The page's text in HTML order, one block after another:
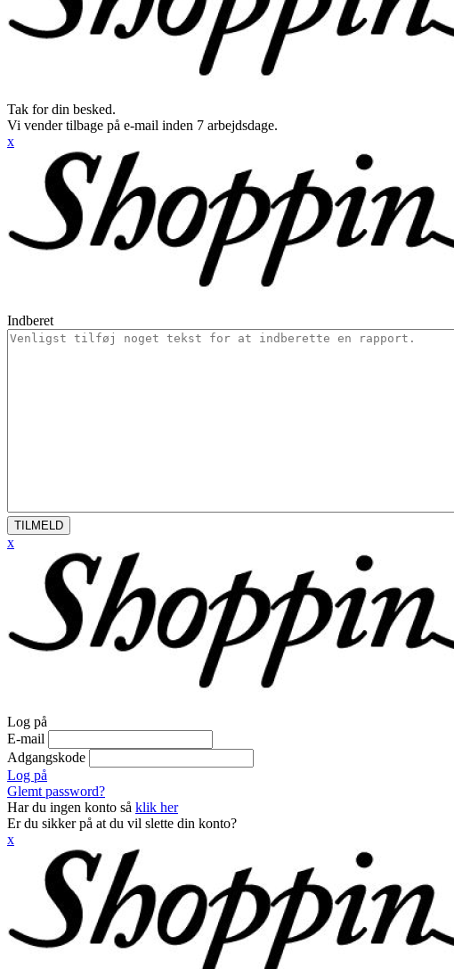
Tak for din besked.
Vi vender tilbage på e-mail inden 7 arbejdsdage.
x
Indberet
TILMELD
x
Log på
E-mail
Adgangskode
Log på
Glemt password?
Har du ingen konto så klik her
Er du sikker på at du vil slette din konto?
x